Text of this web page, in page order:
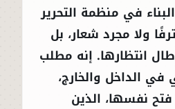
في منظمة التحرير
ولا مجرد شعار، بل
انتظارها. إنه مطلب
الداخل والخارج،
نفسها، الذين